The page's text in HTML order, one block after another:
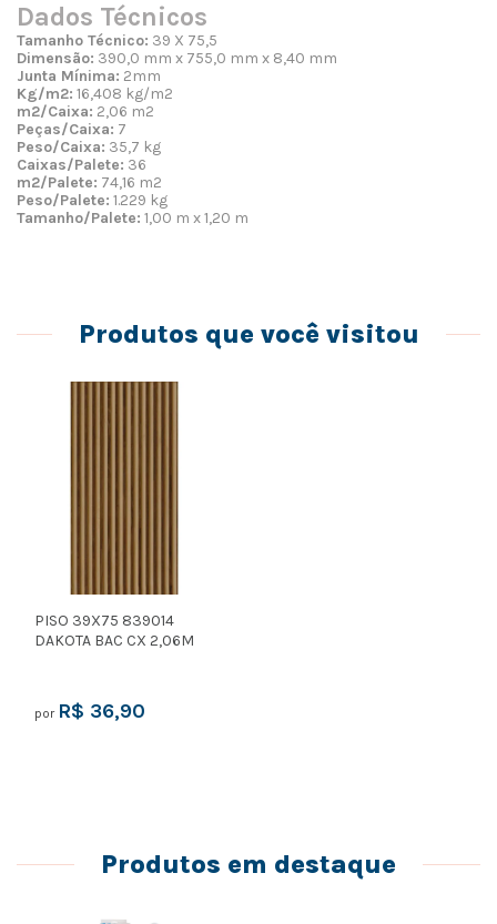
Dados Técnicos
Tamanho Técnico: 39 X 75,5
Dimensão: 390,0 mm x 755,0 mm x 8,40 mm
Junta Mínima: 2mm
Kg/m2: 16,408 kg/m2
m2/Caixa: 2,06 m2
Peças/Caixa: 7
Peso/Caixa: 35,7 kg
Caixas/Palete: 36
m2/Palete: 74,16 m2
Peso/Palete: 1.229 kg
Tamanho/Palete: 1,00 m x 1,20 m
Produtos que você visitou
PISO 39X75 839014
DAKOTA BAC CX 2,06M
por R$ 36,90
Produtos em destaque